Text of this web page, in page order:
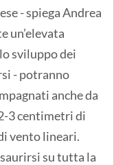
- spiega Andrea
un’elevata
sviluppo dei
- potranno
anche da
3 centimetri di
vento lineari.
su tutta la